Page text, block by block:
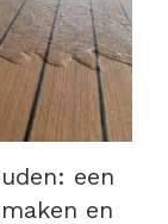
een
en